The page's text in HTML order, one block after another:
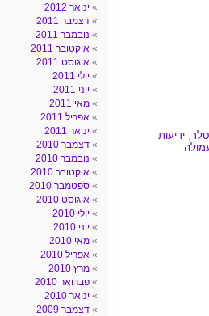
, ידיעות
ינואר 2012
דצמבר 2011
נובמבר 2011
אוקטובר 2011
אוגוסט 2011
יולי 2011
יוני 2011
מאי 2011
אפריל 2011
ינואר 2011
דצמבר 2010
נובמבר 2010
אוקטובר 2010
ספטמבר 2010
אוגוסט 2010
יולי 2010
יוני 2010
מאי 2010
אפריל 2010
מרץ 2010
פברואר 2010
ינואר 2010
דצמבר 2009